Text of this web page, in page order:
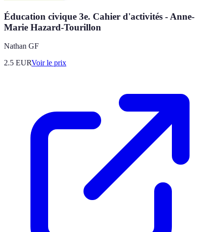
Éducation civique 3e. Cahier d'activités - Anne-
Marie Hazard-Tourillon
Nathan GF
2.5 EURVoir le prix